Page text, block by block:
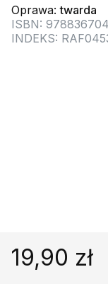
Literatura piękna
Podręczniki
Śpiew i modlitwa
Muzyka
Oprawa:twarda
ISBN:
INDEKS:
19,90 zł